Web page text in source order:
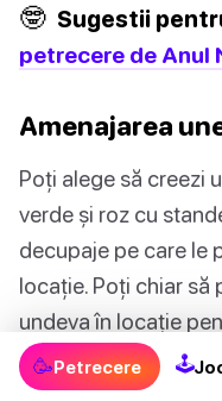
🤓 Sugestii
petrecere de Anul
Amenajarea
Poți alege să creezi
verde și roz cu
decupaje pe care le
locație. Poți chiar să
undeva în locație
Poți cumpăra, de
🥳Petrecere 🕹